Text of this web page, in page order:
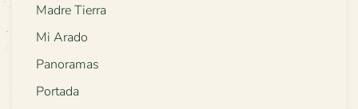
Madre Tierra
Mi Arado
Panoramas
Portada